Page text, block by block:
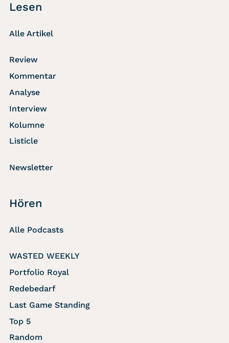
Lesen
Alle Artikel
Review
Kommentar
Analyse
Interview
Kolumne
Listicle
Newsletter
Hören
Alle Podcasts
WASTED WEEKLY
Portfolio Royal
Redebedarf
Last Game Standing
Top 5
Random